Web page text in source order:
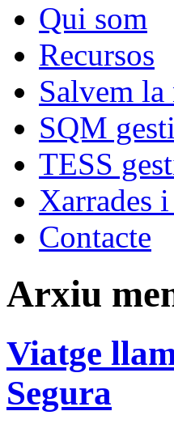
Qui som
Recursos
Salvem
SQM
TESS
Xarrades
Contacte
Arxiu
Viatge
Segura